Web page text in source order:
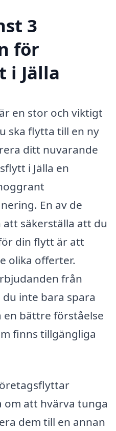
3
för
i Jälla
en stor och viktigt
ska flytta till en ny
ditt nuvarande
i Jälla en
En av de
säkerställa att du
din flytt är att
olika offerter.
från
inte bara spara
en bättre förståelse
finns tillgängliga
att hvärva tunga
dem till en annan